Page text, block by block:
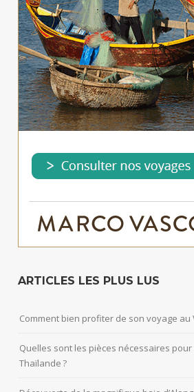
ARTICLES LES PLUS LUS
Comment bien profiter de son voyage au
Quelles sont les pièces nécessaires
Thaïlande ?